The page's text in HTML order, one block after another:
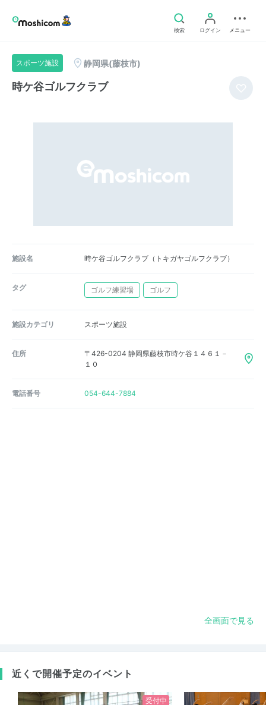
検索 ログイン メニュー
スポーツ施設 静岡県(藤枝市)
時ケ谷ゴルフクラブ
施設名 時ケ谷ゴルフクラブ（トキガヤゴルフクラブ）
タグ ゴルフ練習場 ゴルフ
施設カテゴリ スポーツ施設
住所
〒426-0204 静岡県藤枝市時ケ谷１４６１－
１０
電話番号 054-644-7884
全画面で見る
近くで開催予定のイベント
受付中